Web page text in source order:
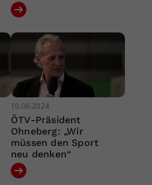
10.06.2024
ÖTV-Präsident
Ohneberg: „Wir
müssen den Sport
neu denken“